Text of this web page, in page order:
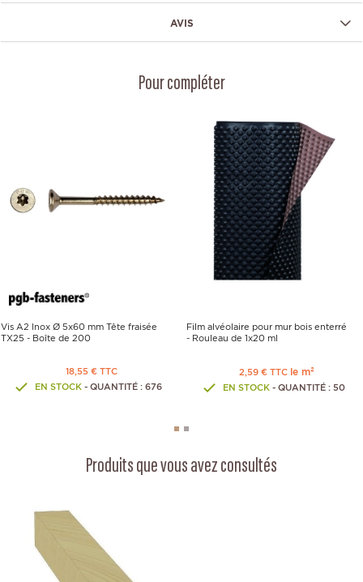
AVIS
Pour compléter
Vis A2 Inox Ø 5x60 mm Tête fraisée
TX25 - Boîte de 200
18,55 € TTC
EN STOCK - QUANTITÉ : 676
Film alvéolaire pour mur bois enterré
- Rouleau de 1x20 ml
2,59 € TTC le m²
EN STOCK - QUANTITÉ : 50
Produits que vous avez consultés